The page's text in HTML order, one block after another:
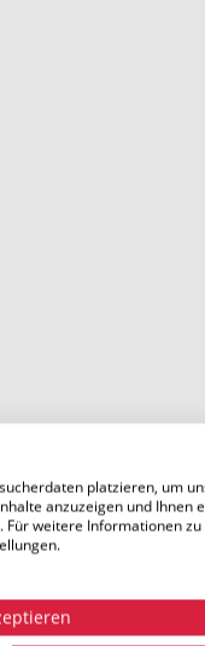
platzieren, um
anzuzeigen und Ihnen
weitere Informationen zu